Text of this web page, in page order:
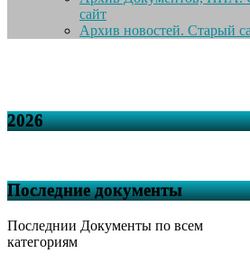
сайт
Архив новостей. Старый
2026
Последние документы
Последнии Документы по всем
категориям